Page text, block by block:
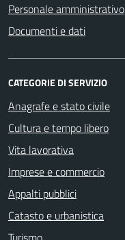
Personale amministrativo
Documenti e dati
CATEGORIE DI SERVIZIO
Anagrafe e stato civile
Cultura e tempo libero
Vita lavorativa
Imprese e commercio
Appalti pubblici
Catasto e urbanistica